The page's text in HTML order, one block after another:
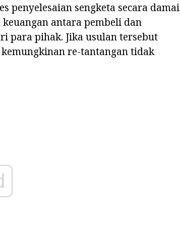
penyelesaian sengketa secara damai
antara pembeli dan
para pihak. Jika usulan tersebut
re-tantangan tidak